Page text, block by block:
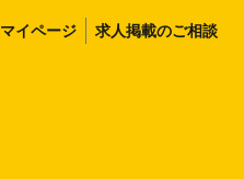
マイページ 求人掲載のご相談